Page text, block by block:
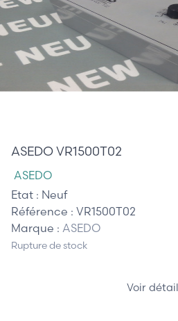
ASEDO VR1500T02
ASEDO
Etat : Neuf
Référence : VR1500T02
Marque : ASEDO
Rupture de stock
Voir